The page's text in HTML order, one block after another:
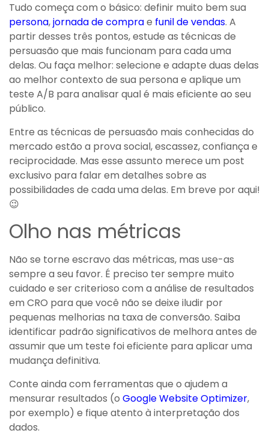
Tudo começa com o básico: definir muito bem sua
persona,jornada de comprae funil de vendas. A
partir desses três pontos, estude as técnicas de
persuasão que mais funcionam para cada uma
delas. Ou faça melhor: selecione e adapte duas delas
ao melhor contexto de sua persona e aplique um
teste A/B para analisar qual é mais eficiente ao seu
público.
Entre as técnicas de persuasão mais conhecidas do
mercado estão a prova social, escassez, confiança e
reciprocidade. Mas esse assunto merece um post
exclusivo para falar em detalhes sobre as
possibilidades de cada uma delas. Em breve por aqui!
😉
Olho nas métricas
Não se torne escravo das métricas, mas use-as
sempre a seu favor. É preciso ter sempre muito
cuidado e ser criterioso com a análise de resultados
em CRO para que você não se deixe iludir por
pequenas melhorias na taxa de conversão. Saiba
identificar padrão significativos de melhora antes de
assumir que um teste foi eficiente para aplicar uma
mudança definitiva.
Conte ainda com ferramentas que o ajudem a
mensurar resultados (o Google Website Optimizer,
por exemplo) e fique atento à interpretação dos
dados.